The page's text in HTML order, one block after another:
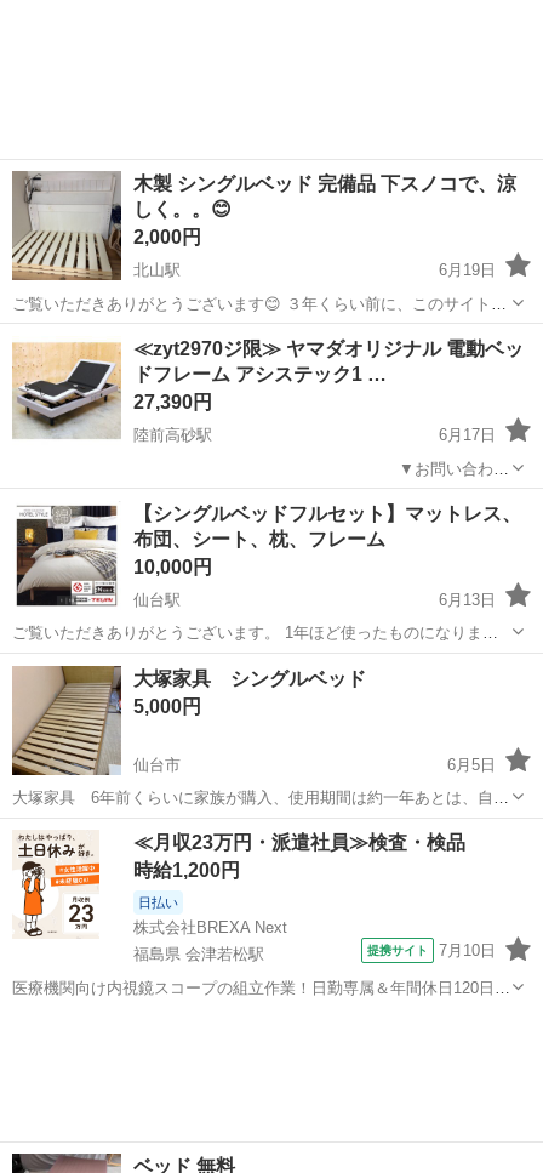
木製 シングルベッド 完備品 下スノコで、涼
しく。。😊
2,000円
北山駅
6月19日
ご覧いただきありがとうございます😊 ３年くらい前に、このサイトで
購入しました。 引っ越して、サイズが合わなくなってしまった為に、
出品させていただきます。 色はしろです。 経年劣化、あると思います
が、その割に綺麗です。...
ベッド
≪zyt2970ジ限≫ ヤマダオリジナル 電動ベッ
ドフレーム アシステック1 …
27,390円
陸前高砂駅
6月17日
前に下記内容をご一読頂きますようお願いいたします。
https://jmty.jp/miyagi/se...
宮城 仙台市 陸前高砂駅 ベッド
【シングルベッドフルセット】マットレス、
布団、シート、枕、フレーム
10,000円
仙台駅
6月13日
ご覧いただきありがとうございます。 1年ほど使ったものになりま
す。 マットレス、布団、シート、枕はニトリのもので、 フレームは
LOWYAのものです。 新しいベッドを購入したため、出品いたしま
す。 【購入時価格】41,150...
宮城 仙台市 仙台駅 ベッド
大塚家具 シングルベッド
5,000円
仙台市
6月5日
大塚家具 6年前くらいに家族が購入、使用期間は約一年あとは、自宅
保管してました。 自宅一階にあります。 仙台市若林区まで取りにきて
くださる方よろしくお願いします。
宮城 仙台市 ベッド
≪月収23万円・派遣社員≫検査・検品
時給1,200円
日払い
株式会社BREXA Next
福島県 会津若松駅
提携サイト 7月10日
医療機関向け内視鏡スコープの組立作業！日勤専属＆年間休日120日
ベッド 無料